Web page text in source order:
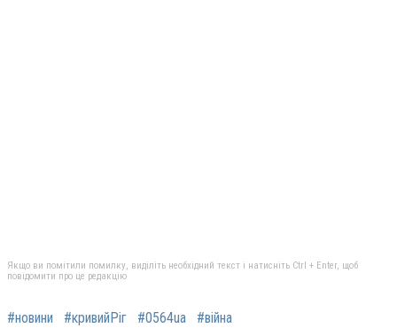
Якщо ви помітили помилку, виділіть необхідний текст і натисніть Ctrl + Enter, щоб
повідомити про це редакцію
#новини #кривийРіг #0564ua #війна